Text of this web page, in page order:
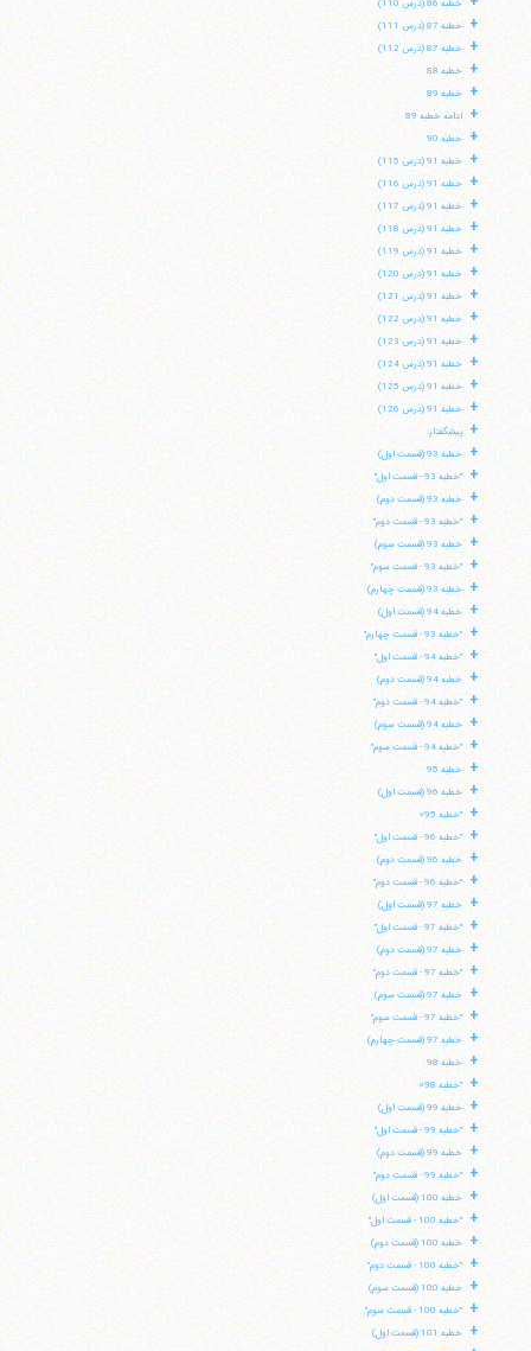
خطبه 86 (درس 110)
+ خطبه 87 (درس 111)
+ خطبه 87 (درس 112)
+ خطبه 88
+ خطبه 89
+ ادامه خطبه 89
+ خطبه 90
+ خطبه 91 (درس 115)
+ خطبه 91 (درس 116)
+ خطبه 91 (درس 117)
+ خطبه 91 (درس 118)
+ خطبه 91 (درس 119)
+ خطبه 91 (درس 120)
+ خطبه 91 (درس 121)
+ خطبه 91 (درس 122)
+ خطبه 91 (درس 123)
+ خطبه 91 (درس 124)
+ خطبه 91 (درس 125)
+ خطبه 91 (درس 126)
+ پیشگفتار:
+ خطبه 93 (قسمت اول)
+ "خطبه 93 - قسمت اول"
+ خطبه 93 (قسمت دوم)
+ "خطبه 93 - قسمت دوم"
+ خطبه 93 (قسمت سوم)
+ "خطبه 93 - قسمت سوم"
+ خطبه 93 (قسمت چهارم)
+ خطبه 94 (قسمت اول)
+ "خطبه 93 - قسمت چهارم"
+ "خطبه 94 - قسمت اول"
+ خطبه 94 (قسمت دوم)
+ "خطبه 94 - قسمت دوم"
+ خطبه 94 (قسمت سوم)
+ "خطبه 94 - قسمت سوم"
+ خطبه 95
+ خطبه 96 (قسمت اول)
+ "خطبه 95»
+ "خطبه 96 - قسمت اول"
+ خطبه 96 (قسمت دوم)
+ "خطبه 96 - قسمت دوم"
+ خطبه 97 (قسمت اول)
+ "خطبه 97 - قسمت اول"
+ خطبه 97 (قسمت دوم)
+ "خطبه 97 - قسمت دوم"
+ خطبه 97 (قسمت سوم)
+ "خطبه 97 - قسمت سوم"
+ خطبه 97 (قسمت چهارم)
+ خطبه 98
+ "خطبه 98»
+ خطبه 99 (قسمت اول)
+ "خطبه 99 - قسمت اول"
+ خطبه 99 (قسمت دوم)
+ "خطبه 99 - قسمت دوم"
+ خطبه 100 (قسمت اول)
+ "خطبه 100 - قسمت اول"
+ خطبه 100 (قسمت دوم)
+ "خطبه 100 - قسمت دوم"
+ خطبه 100 (قسمت سوم)
+ "خطبه 100 - قسمت سوم"
+ خطبه 101 (قسمت اول)